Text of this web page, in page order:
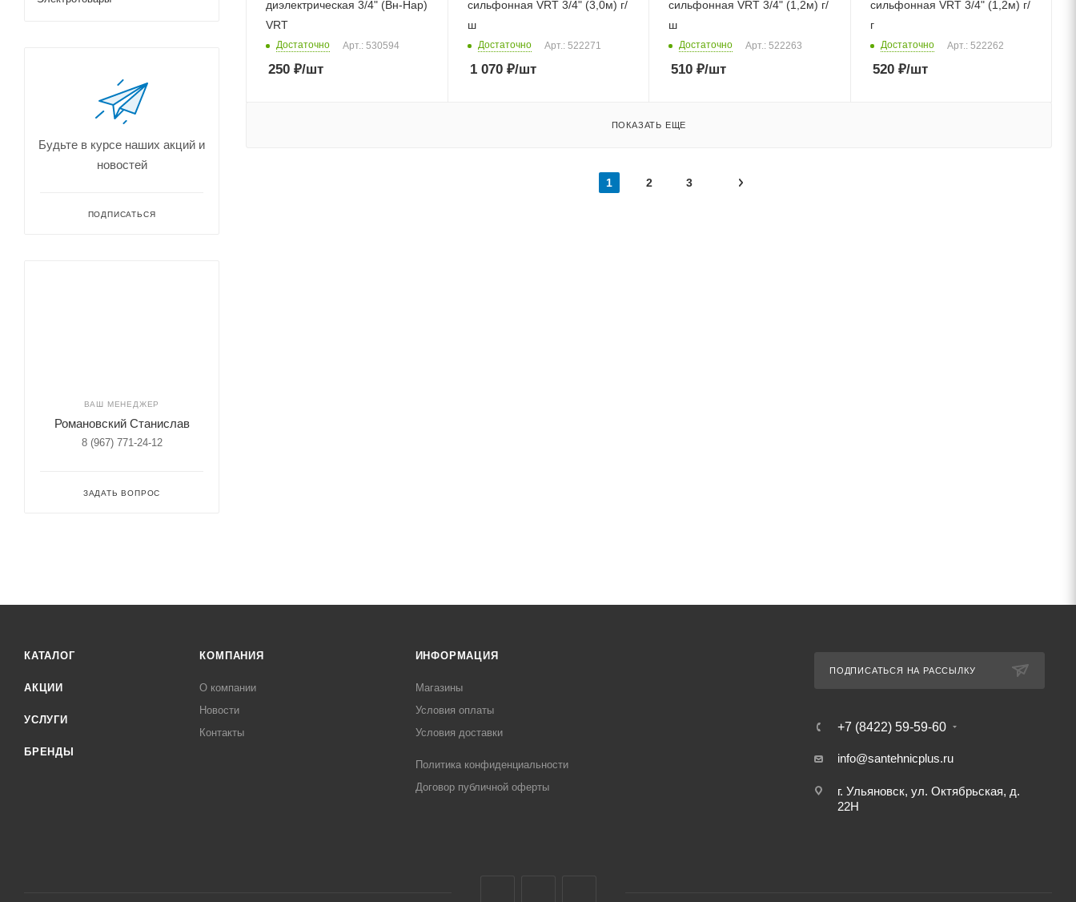
диэлектрическая 3/4" (Вн-Нар)
VRT
Достаточно Арт.: 530594
250 ₽/шт
сильфонная VRT 3/4" (3,0м) г/
ш
Достаточно Арт.: 522271
1 070₽/шт
сильфонная VRT 3/4" (1,2м) г/
ш
Достаточно Арт.: 522263
510 ₽/шт
сильфонная VRT 3/4" (1,2м) г/
г
Достаточно Арт.: 522262
520₽/шт
ПОКАЗАТЬ ЕЩЕ
1 2 3
Будьте в курсе наших акций и
новостей
ПОДПИСАТЬСЯ
ВАШ МЕНЕДЖЕР
Романовский Станислав
8 (967) 771-24-12
ЗАДАТЬ ВОПРОС
КАТАЛОГ
АКЦИИ
УСЛУГИ
БРЕНДЫ
КОМПАНИЯ
О компании
Новости
Контакты
ИНФОРМАЦИЯ
Магазины
Условия оплаты
Условия доставки
Политика конфиденциальности
Договор публичной оферты
ПОДПИСАТЬСЯ НА РАССЫЛКУ
+7 (8422) 59-59-60
info@santehnicplus.ru
г. Ульяновск, ул. Октябрьская, д.
22Н